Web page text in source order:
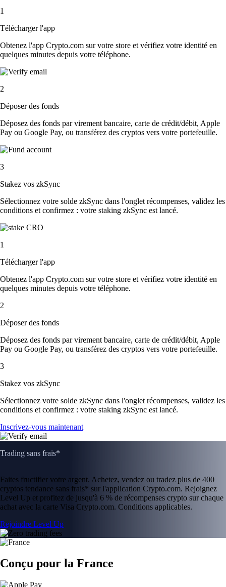
1
Télécharger l'app
Obtenez l'app Crypto.com sur votre store et vérifiez votre identité en
quelques minutes depuis votre téléphone.
2
Déposer des fonds
Déposez des fonds par virement bancaire, carte de crédit/débit, Apple
Pay ou Google Pay, ou transférez des cryptos vers votre portefeuille.
3
Stakez vos zkSync
Sélectionnez votre solde zkSync dans l'onglet récompenses, validez les
conditions et confirmez : votre staking zkSync est lancé.
1
Télécharger l'app
Obtenez l'app Crypto.com sur votre store et vérifiez votre identité en
quelques minutes depuis votre téléphone.
2
Déposer des fonds
Déposez des fonds par virement bancaire, carte de crédit/débit, Apple
Pay ou Google Pay, ou transférez des cryptos vers votre portefeuille.
3
Stakez vos zkSync
Sélectionnez votre solde zkSync dans l'onglet récompenses, validez les
conditions et confirmez : votre staking zkSync est lancé.
Inscrivez-vous maintenant
Trading sans frais*
Faites fructifier votre argent. Achetez, vendez ou tradez plus de 400
cryptos tendance sans frais* sur l'application Crypto.com. Rejoignez
Level Up et profitez de jusqu'à 6 % de récompenses crypto sur chaque
achat avec la carte Visa Crypto.com. Conditions applicables.
Rejoindre Level Up
Conçu pour la France